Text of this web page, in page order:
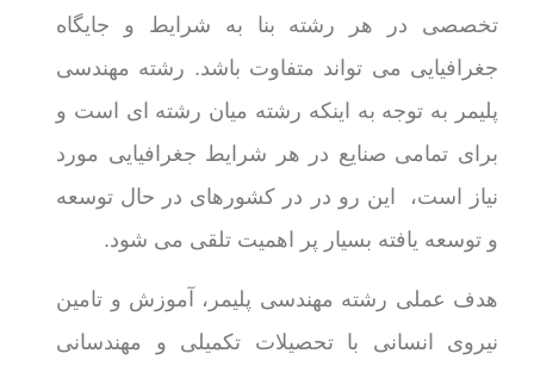
تخصصی در هر رشته بنا به شرایط و جایگاه
جغرافیایی می تواند متفاوت باشد. رشته مهندسی
پلیمر به توجه به اینکه رشته میان رشته ای است و
برای تمامی صنایع در هر شرایط جغرافیایی مورد
نیاز است، این رو در در کشورهای در حال توسعه
و توسعه یافته بسیار پر اهمیت تلقی می شود.
هدف عملی رشته مهندسی پلیمر، آموزش و تامین
نیروی انسانی با تحصیلات تکمیلی و مهندسانی